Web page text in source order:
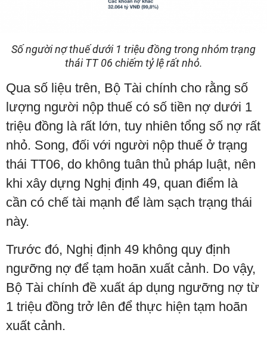
Số người nợ thuế dưới 1 triệu đồng trong nhóm trạng
thái TT 06 chiếm tỷ lệ rất nhỏ.
Qua số liệu trên, Bộ Tài chính cho rằng số
lượng người nộp thuế có số tiền nợ dưới 1
triệu đồng là rất lớn, tuy nhiên tổng số nợ rất
nhỏ. Song, đối với người nộp thuế ở trạng
thái TT06, do không tuân thủ pháp luật, nên
khi xây dựng Nghị định 49, quan điểm là
cần có chế tài mạnh để làm sạch trạng thái
này.
Trước đó, Nghị định 49 không quy định
ngưỡng nợ để tạm hoãn xuất cảnh. Do vậy,
Bộ Tài chính đề xuất áp dụng ngưỡng nợ từ
1 triệu đồng trở lên để thực hiện tạm hoãn
xuất cảnh.